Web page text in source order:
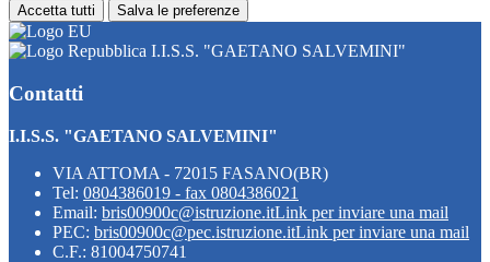
Accetta tutti Salva le preferenze
I.I.S.S. "GAETANO SALVEMINI"
Contatti
I.I.S.S. "GAETANO SALVEMINI"
VIA ATTOMA - 72015 FASANO(BR)
Tel: 0804386019 - fax 0804386021
Email: bris00900c@istruzione.itLink per inviare una mail
PEC: bris00900c@pec.istruzione.itLink per inviare una mail
C.F.: 81004750741